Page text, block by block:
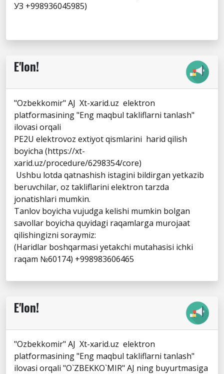
УЗ +998936045985)
E'lon!
"Ozbekkomir" AJ Xt-xarid.uz elektron
platformasining "Eng maqbul takliflarni tanlash"
ilovasi orqali
PE2U elektrovoz extiyot qismlarini harid qilish
boyicha (https://xt-
xarid.uz/procedure/6298354/core)
Ushbu lotda qatnashish istagini bildirgan yetkazib
beruvchilar, oz takliflarini elektron tarzda
jonatishlari mumkin.
Tanlov boyicha vujudga kelishi mumkin bolgan
savollar boyicha quyidagi raqamlarga murojaat
qilishingizni soraymiz:
(Haridlar boshqarmasi yetakchi mutahasisi ichki
raqam №60174) +998983606465
E'lon!
"Ozbekkomir" AJ Xt-xarid.uz elektron
platformasining "Eng maqbul takliflarni tanlash"
ilovasi orqali "O`ZBEKKO`MIR" AJ ning buyurtmasiga